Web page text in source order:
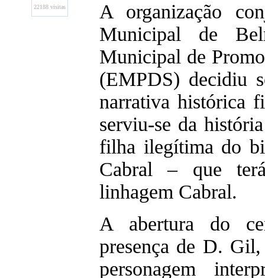
22188 visitas
A organização
Municipal de
Municipal de
(EMPDS) decidiu
narrativa histórica
serviu-se da
filha ilegítima do
Cabral – que
linhagem Cabral.
A abertura do
presença de D.
personagem